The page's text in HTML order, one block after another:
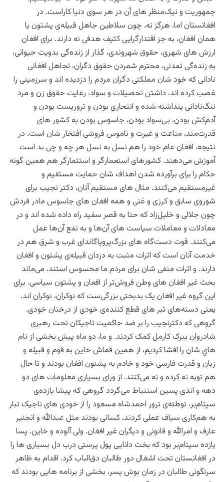
جمهوریت و نیک‌منظر های آن در هر سوی دنیا کاراست. در
افغانستان اما، هرگز نه. چون سلاطین جاهل قبیله‌ی پشتون یا
همان افغان، به جز اقتدارگرایی کثیف هدفی نه دارند. برای افغان
ارزش های شهری، حقوق شهروندی، گذار از زنده‌گی بدویت حیوانی،
به زنده‌گی تمدنی، محترم شمردن حقوق دگران، تجاهل افغانی
نادانی که خود شان مملکتی دگران مردم را دزدیده اند و سرزمینی را
غصب کرده اند، داشتن تحصیلات و سواد، رعایت حقوق زن و مرد
ننگ‌نادانی پنداشته شده و انتحاری بودن و تروریست بودن و
آدم‌کش بودن، بی‌سواد بودن، جاسوس بودن به کشور های
قدرت‌مند، مناعت و غیرت و ناموس فروشی افتخار شان است. در
نتیجه، افغان عام خود را هم نسل به نسل هر چه و چی بد است
آموزش می‌دهند. کشورهای استعمارگر و استثمارگر هم همین گونه
حکام را برای برآورده شدن اهداف شان حمایت مستقیم و
غیرمستقیم می‌کنند. مثال های مستقیم آنان، دکتر نجيب برای
شوروی سابق و کرزی و غنی و همه افغان های جاسوس مادر فردش
چون جلالی و خلیل‌زاد که حتا به قصر سفید راه داده شده اند و در
معادلات و معاملات سیاست های آن‌ها و به‌ نفع آن‌ها عمل
می‌کنند. قوت دست‌گاه های بزرگ‌پروپاگاندای غرب و شرق هم در
خدمت آنان است که اثرات مثبت به دزدان قبیله‌ی پشتون و افغان
دارند. و اثرات منفی شان برای مردم ما محسوس استند. می‌‌ماند
بحث غیر افغان های وطن فروش‌تر از افعان و پشتون سیاسی. برای
این گروه غیر افغان یک بدبختی بزر‌گی‌ست که نوکران،‌ نوکران اند.
یعنی دسته‌‌های تبر های قطع کننده‌ی خودی از درختان خودی.
گروهی که دکترنجیب را بر ضد حاکمیت تاجیکان تحت رهبری
شادروان ببرک کارمل کمک کردند. و ما، دو ماه پیش بخشی از نام
هاي شان را افشا کردیم، از همین قماش خاین به قوم و قبیله و
زبان و قدرت فارسی خود و خادم‌ به پشتون افغان بودند و تا حال
هم توبه نه کرده و نه می‌کنند. از ورای بسیاری معلومات های دو
دهه و اندی پسین استنباط می‌گردد گروهی که پیشا یازده‌ی
سپتام‌بر، توطئه‌ی ترور احمدشاه مسعود را از خودی های تاجیک تبار
به هم‌کاری سیاف عملی کردند، کسانی بودند مثل عبدالله و انجنیر
عارف و امرالله و قانونی و دیگران غیر افغان. ولی آلوده و خاین. پسا
یازده سپتام‌بر بود که بخت دانایی پول پرستی درب دل‌ بسیاری ها را
در افغانستان تحت اشغال دور طالبان دق‌الباب کرد. اقدام به ظاهر
سرنگونی طالبان در زمان بوش پسر، بخشی از برنامه هایی بودند که